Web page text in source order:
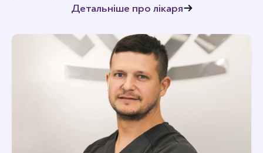
Детальніше про лікаря